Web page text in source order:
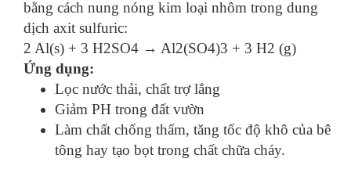
bằng cách nung nóng kim loại nhôm trong dung
dịch axit sulfuric:
2 Al(s) + 3 H2SO4 → Al2(SO4)3 + 3 H2 (g)
Ứng dụng:
Lọc nước thải, chất trợ lắng
Giảm PH trong đất vườn
Làm chất chống thấm, tăng tốc độ khô của bê
tông hay tạo bọt trong chất chữa cháy.